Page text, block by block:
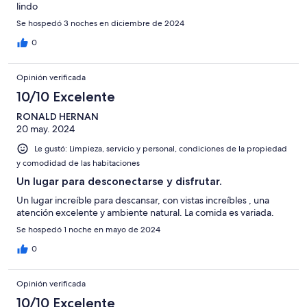
lindo
Se hospedó 3 noches en diciembre de 2024
0
Opinión verificada
10/10 Excelente
RONALD HERNAN
20 may. 2024
Le gustó: Limpieza, servicio y personal, condiciones de la propiedad
y comodidad de las habitaciones
Un lugar para desconectarse y disfrutar.
Un lugar increíble para descansar, con vistas increíbles , una
atención excelente y ambiente natural. La comida es variada.
Se hospedó 1 noche en mayo de 2024
0
Opinión verificada
10/10 Excelente